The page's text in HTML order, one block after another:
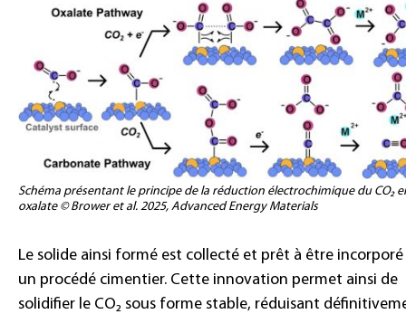
Schéma présentant le principe de la réduction électrochimique du CO₂
oxalate © Brower et al. 2025, Advanced Energy Materials
Le solide ainsi formé est collecté et prêt à être incorporé
un procédé cimentier. Cette innovation permet ainsi de
solidifier le CO₂ sous forme stable, réduisant